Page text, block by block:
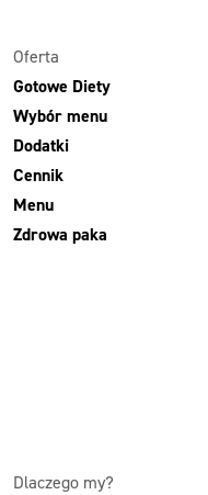
Oferta
Gotowe Diety
Wybór menu
Dodatki
Cennik
Menu
Zdrowa paka
Dlaczego my?